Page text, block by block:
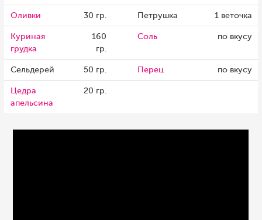
Оливки 30 гр. Петрушка 1 веточка
Куриная
грудка
160
гр.
Соль по вкусу
Сельдерей 50 гр. Перец по вкусу
Цедра
апельсина
20 гр.